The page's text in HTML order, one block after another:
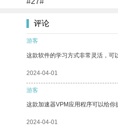
评论
游客
这款软件的学习方式非常灵活，可
2024-04-01
游客
这款加速器VPM应用程序可以给你
2024-04-01